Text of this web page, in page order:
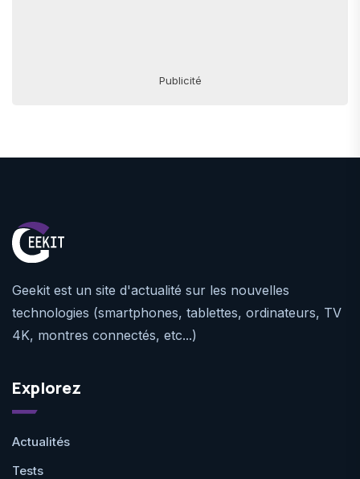
Publicité
Geekit est un site d'actualité sur les nouvelles
technologies (smartphones, tablettes, ordinateurs, TV
4K, montres connectés, etc...)
Explorez
Actualités
Tests